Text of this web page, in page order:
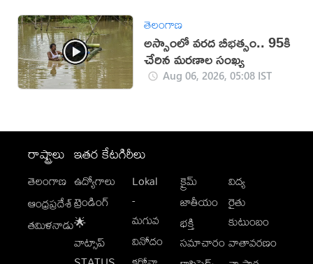
తెలంగాణ
అస్సాంలో వ‌ర‌ద బీభ‌త్సం.. 95కి
చేరిన మ‌ర‌ణాల సంఖ్య‌
Aug 06, 2026, 05:08 IST
రాష్ట్రాలు
తెలంగాణ
ఆంధ్రప్రదేశ్
తమిళనాడు
ఇతర కేటగిరీలు
ఉద్యోగాలు
ట్రెండింగ్
🌟
వాట్సాప్
Lokal
-
మగువ
వినోదం
క్రైమ్
జాతీయం
భక్తి
సమాచారం
విద్య
రైతు
కుటుంబం
వాతావరణం